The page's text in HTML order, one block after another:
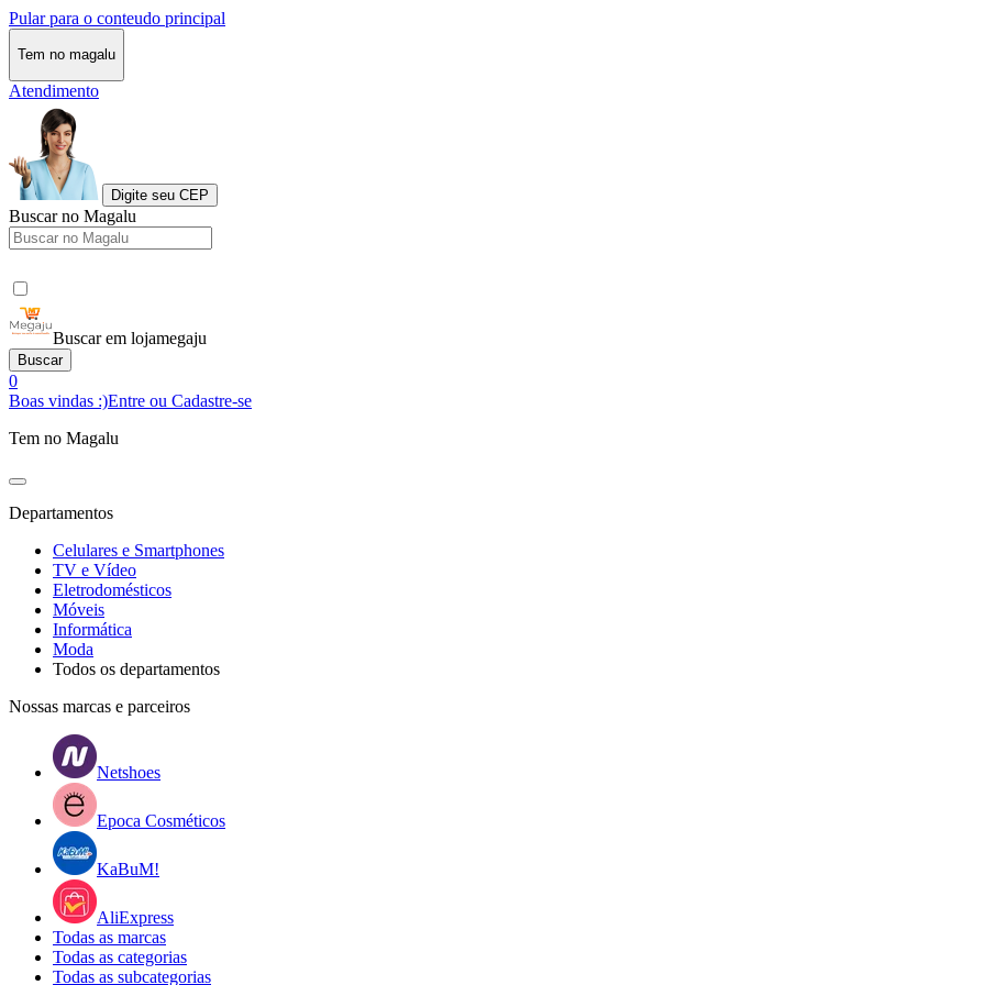
Pular para o conteudo principal
Tem no magalu
Atendimento
Digite seu CEP
Buscar no Magalu
Buscar em lojamegaju
Buscar
0
Boas vindas :)Entre ou Cadastre-se
Tem no Magalu
Departamentos
Celulares e Smartphones
TV e Vídeo
Eletrodomésticos
Móveis
Informática
Moda
Todos os departamentos
Nossas marcas e parceiros
Netshoes
Epoca Cosméticos
KaBuM!
AliExpress
Todas as marcas
Todas as categorias
Todas as subcategorias